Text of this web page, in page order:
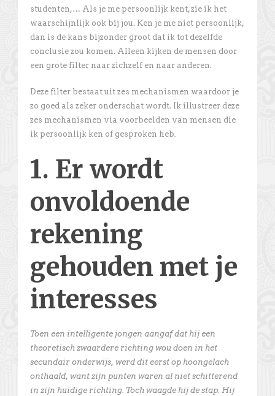
studenten,… Als je me persoonlijk kent, zie ik het
waarschijnlijk ook bij jou. Ken je me niet persoonlijk,
dan is de kans bijzonder groot dat ik tot dezelfde
conclusie zou komen. Alleen kijken de mensen door
een grote filter naar zichzelf en naar anderen.
Deze filter bestaat uit zes mechanismen waardoor je
zo goed als zeker onderschat wordt. Ik illustreer deze
zes mechanismen via voorbeelden van mensen die
ik persoonlijk ken of gesproken heb
1. Er wordt
onvoldoende
rekening
gehouden met je
interesses
Toen een intelligente jongen aangaf dat hij een
theoretisch zwaardere richting wou doen in het
secundair onderwijs, werd dit eerst op hoongelach
onthaald, want zijn punten waren al niet schitterend
in zijn huidige richting. Toch waagde hij de stap. Hij